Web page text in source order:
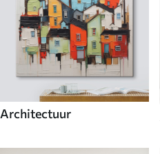
Architectuur